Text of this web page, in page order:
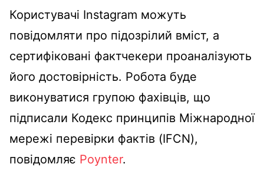
Користувачі Instagram можуть
повідомляти про підозрілий вміст, а
сертифіковані фактчекери проаналізують
його достовірність. Робота буде
виконуватися групою фахівців, що
підписали Кодекс принципів Міжнародної
мережі перевірки фактів (IFCN),
повідомляє Poynter.